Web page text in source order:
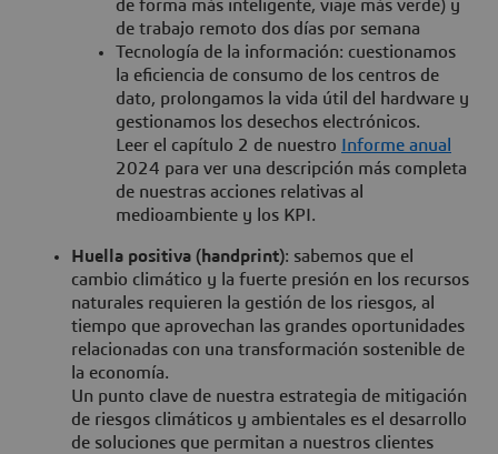
de forma más inteligente, viaje más verde) y
de trabajo remoto dos días por semana
Tecnología de la información: cuestionamos
la eficiencia de consumo de los centros de
dato, prolongamos la vida útil del hardware y
gestionamos los desechos electrónicos.
Leer el capítulo 2 de nuestro
Informe anual
2024 para ver una descripción más completa
de nuestras acciones relativas al
medioambiente y los KPI.
Huella positiva (handprint): sabemos que el
cambio climático y la fuerte presión en los recursos
naturales requieren la gestión de los riesgos, al
tiempo que aprovechan las grandes oportunidades
relacionadas con una transformación sostenible de
la economía.
Un punto clave de nuestra estrategia de mitigación
de riesgos climáticos y ambientales es el desarrollo
de soluciones que permitan a nuestros clientes